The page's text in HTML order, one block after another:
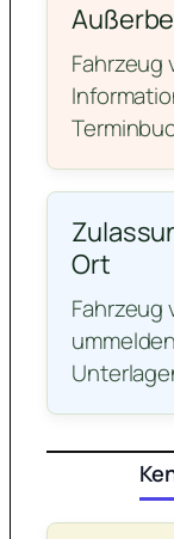
Fahrzeug
Ort
Fahrzeug